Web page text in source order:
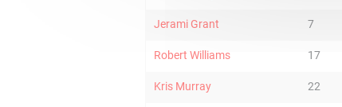
Jerami Grant 7
Robert Williams 17
Kris Murray 22